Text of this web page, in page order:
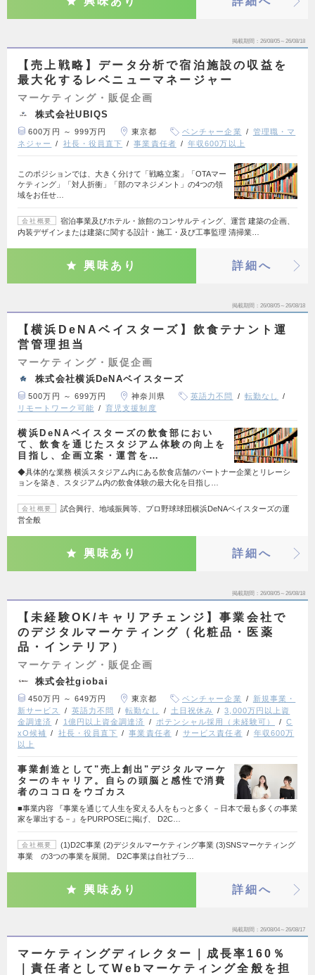
掲載期間 26/08/05～26/08/18
【売上戦略】データ分析で宿泊施設の収益を
最大化するレベニューマネージャー
マーケティング・販促企画
株式会社UBIQS
600万円 ～ 999万円 東京都 ベンチャー企業
管理職・マ
ネジャー
社長・役員直下 事業責任者 年収600万以上
このポジションでは、大きく分けて「戦略立案」「OTAマー
ケティング」「対人折衝」「部のマネジメント」の4つの領
域をお任せ…
会社概要
宿泊事業及びホテル・旅館のコンサルティング、運営 建築の企画、
内装デザインまたは建築に関する設計・施工・及び工事監理 清掃業…
興味あり 詳細へ
掲載期間 26/08/05～26/08/18
【横浜DeNAベイスターズ】飲食テナント運
営管理担当
マーケティング・販促企画
株式会社横浜DeNAベイスターズ
500万円 ～ 699万円 神奈川県 英語力不問
転勤なし
リモートワーク可能
育児支援制度
横浜DeNAベイスターズの飲食部におい
て、飲食を通じたスタジアム体験の向上を
目指し、企画立案・運営を…
◆具体的な業務 横浜スタジアム内にある飲食店舗のパートナー企業とリレーシ
ョンを築き、スタジアム内の飲食体験の最大化を目指し…
会社概要
試合興行、地域振興等、プロ野球球団横浜DeNAベイスターズの運
営全般
興味あり 詳細へ
掲載期間 26/08/05～26/08/18
【未経験OK/キャリアチェンジ】事業会社で
のデジタルマーケティング（化粧品・医薬
品・インテリア）
マーケティング・販促企画
株式会社giobai
450万円 ～ 649万円 東京都 ベンチャー企業
新規事業・
新サービス
英語力不問 転勤なし 土日祝休み
3,000万円以上資
金調達済
1億円以上資金調達済 ポテンシャル採用（未経験可）
C
xO候補
社長・役員直下 事業責任者 サービス責任者
年収600万
以上
事業創造として"売上創出"デジタルマーケ
ターのキャリア。自らの頭脳と感性で消費
者のココロをウゴカス
■事業内容 『事業を通じて人生を変える人をもっと多く －日本で最も多くの事業
家を輩出する－』をPURPOSEに掲げ、 D2C…
会社概要
(1)D2C事業 (2)デジタルマーケティング事業 (3)SNSマーケティング
事業 の3つの事業を展開。 D2C事業は自社ブラ…
興味あり 詳細へ
掲載期間 26/08/04～26/08/17
マーケティングディレクター｜成長率160％
｜責任者としてWebマーケティング全般を担